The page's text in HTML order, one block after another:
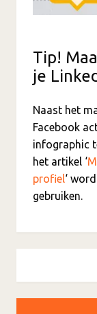
Tip!
je
Naast het
Facebook
infographic
het artikel ‘
profiel‘
gebruiken.